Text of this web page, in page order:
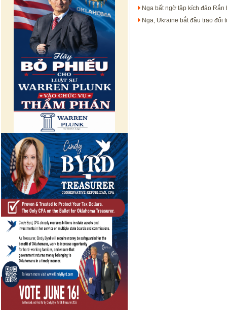
Nga bất ngờ tập kích đảo
Nga, Ukraine bắt đầu trao đổi